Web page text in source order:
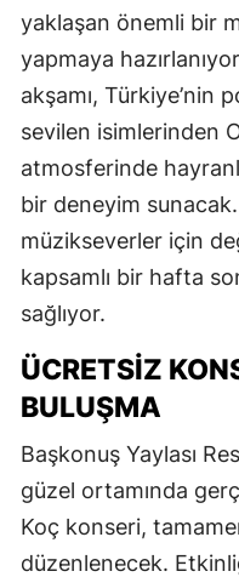
yaklaşan önemli bir
yapmaya
akşamı, Türkiye’nin
sevilen isimlerinden
atmosferinde
bir deneyim
müzikseverler için
kapsamlı bir hafta
sağlıyor.
ÜCRETSİZ
BULUŞMA
Başkonuş Yaylası
güzel ortamında
Koç konseri,
düzenlenecek.